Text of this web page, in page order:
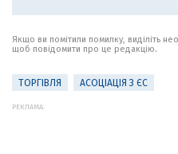
Якщо ви помітили помилку, виділіть
щоб повідомити про це редакцію.
ТОРГІВЛЯ АСОЦІАЦІЯ З ЄС
РЕКЛАМА: